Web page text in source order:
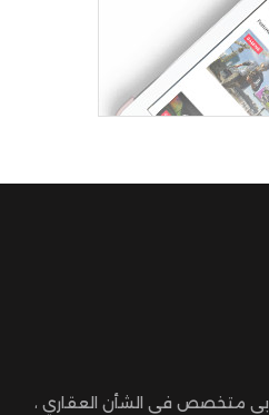
متخصص في الشأن العقاري ،